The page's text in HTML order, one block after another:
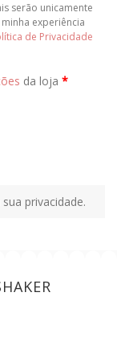
serão unicamente
experiência
de Privacidade
da loja *
privacidade.